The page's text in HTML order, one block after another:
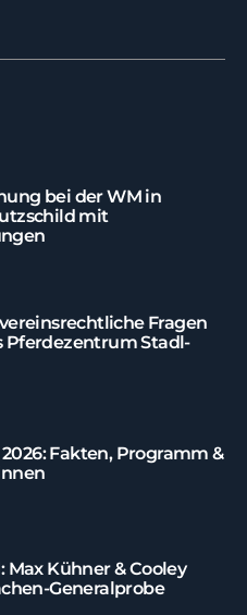
bei der WM in
mit
Fragen
Pferdezentrum Stadl-
Fakten, Programm &
Max Kühner & Cooley
Generalprobe